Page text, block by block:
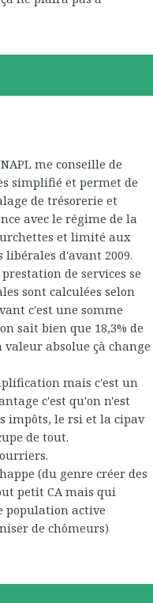
me conseille de
simplifié et permet de
de trésorerie et
avec le régime de la
et limité aux
libérales d'avant 2009.
de services se
sont calculées selon
c'est une somme
sait bien que 18,3% de
valeur absolue çà change
mais c'est un
c'est qu'on n'est
impôts, le rsi et la cipav
de tout.
(du genre créer des
petit CA mais qui
population active
de chômeurs)